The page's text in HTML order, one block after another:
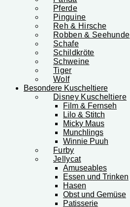
Pferde
Pinguine
Reh & Hirsche
Robben & Seehunde
Schafe
Schildkröte
Schweine
Tiger
Wolf
Besondere Kuscheltiere
Disney Kuscheltiere
Film & Fernseh
Lilo & Stitch
Micky Maus
Munchlings
Winnie Puuh
Furby
Jellycat
Amuseables
Essen und Trinken
Hasen
Obst und Gemüse
Patisserie